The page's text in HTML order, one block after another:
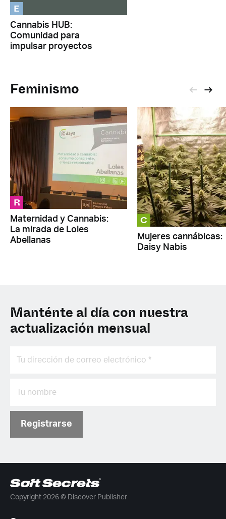
E
Cannabis HUB:
Comunidad para
impulsar proyectos
Feminismo
R
Maternidad y Cannabis:
La mirada de Loles
Abellanas
C
Mujeres cannábicas:
Daisy Nabis
Manténte al día con nuestra
actualización mensual
Registrarse
Copyright 2026 © Discover Publisher